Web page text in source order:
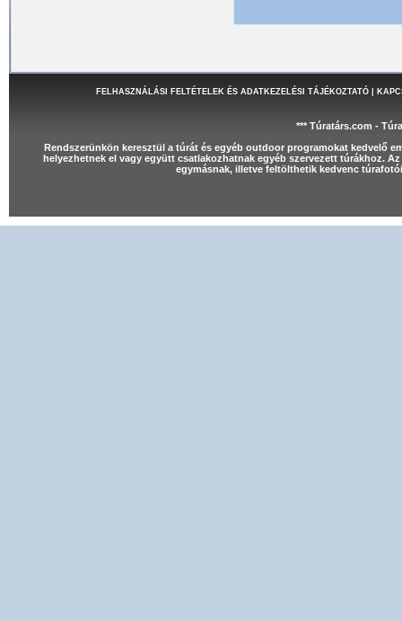
FELHASZNÁLÁSI FELTÉTELEK ÉS ADATKEZELÉSI TÁJÉKOZTATÓ|
*** Túratárs.com -
Rendszerünkön keresztül a túrát és egyéb outdoor programokat kedvelő
helyezhetnek el vagy együtt csatlakozhatnak egyéb szervezett túrákhoz.
egymásnak, illetve feltölthetik kedvenc